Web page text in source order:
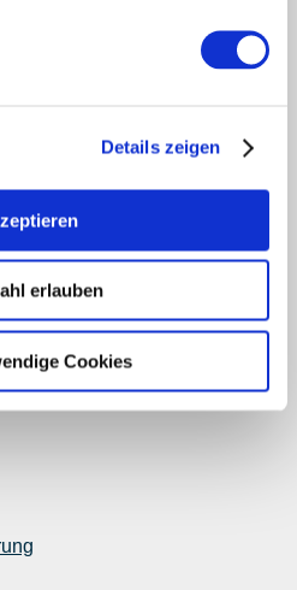
Details zeigen
erlauben
Cookies